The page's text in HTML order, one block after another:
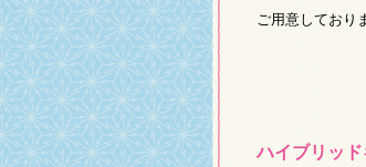
ご用意しており
ハイブリッ